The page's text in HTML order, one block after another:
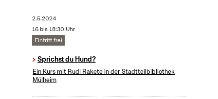
2.5.2024
16 bis 18:30 Uhr
Eintritt frei
Sprichst du Hund?
Ein Kurs mit Rudi Rakete in der Stadtteilbibliothek
Mülheim